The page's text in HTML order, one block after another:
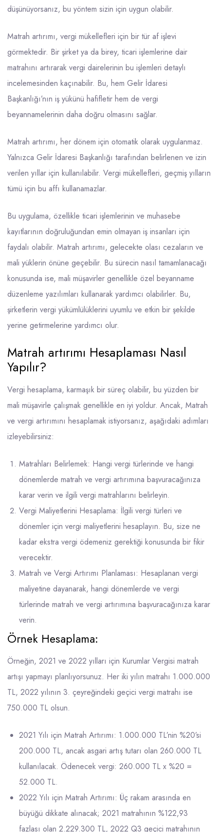
düşünüyorsanız, bu yöntem sizin için uygun olabilir.
Matrah artırımı, vergi mükellefleri için bir tür af işlevi
görmektedir. Bir şirket ya da birey, ticari işlemlerine dair
matrahını artırarak vergi dairelerinin bu işlemleri detaylı
incelemesinden kaçınabilir. Bu, hem Gelir İdaresi
Başkanlığı’nın iş yükünü hafifletir hem de vergi
beyannamelerinin daha doğru olmasını sağlar.
Matrah artırımı, her dönem için otomatik olarak uygulanmaz.
Yalnızca Gelir İdaresi Başkanlığı tarafından belirlenen ve izin
verilen yıllar için kullanılabilir. Vergi mükellefleri, geçmiş yılların
tümü için bu affı kullanamazlar.
Bu uygulama, özellikle ticari işlemlerinin ve muhasebe
kayıtlarının doğruluğundan emin olmayan iş insanları için
faydalı olabilir. Matrah artırımı, gelecekte olası cezaların ve
mali yüklerin önüne geçebilir. Bu sürecin nasıl tamamlanacağı
konusunda ise, mali müşavirler genellikle özel beyanname
düzenleme yazılımları kullanarak yardımcı olabilirler. Bu,
şirketlerin vergi yükümlülüklerini uyumlu ve etkin bir şekilde
yerine getirmelerine yardımcı olur.
Matrah artırımı Hesaplaması Nasıl
Yapılır?
Vergi hesaplama, karmaşık bir süreç olabilir, bu yüzden bir
mali müşavirle çalışmak genellikle en iyi yoldur. Ancak, Matrah
ve vergi artırımını hesaplamak istiyorsanız, aşağıdaki adımları
izleyebilirsiniz:
Matrahları Belirlemek: Hangi vergi türlerinde ve hangi
dönemlerde matrah ve vergi artırımına başvuracağınıza
karar verin ve ilgili vergi matrahlarını belirleyin.
Vergi Maliyetlerini Hesaplama: İlgili vergi türleri ve
dönemler için vergi maliyetlerini hesaplayın. Bu, size ne
kadar ekstra vergi ödemeniz gerektiği konusunda bir fikir
verecektir.
Matrah ve Vergi Artırımı Planlaması: Hesaplanan vergi
maliyetine dayanarak, hangi dönemlerde ve vergi
türlerinde matrah ve vergi artırımına başvuracağınıza karar
verin.
Örnek Hesaplama:
Örneğin, 2021 ve 2022 yılları için Kurumlar Vergisi matrah
artışı yapmayı planlıyorsunuz. Her iki yılın matrahı 1.000.000
TL, 2022 yılının 3. çeyreğindeki geçici vergi matrahı ise
750.000 TL olsun.
2021 Yılı için Matrah Artırımı: 1.000.000 TL’nin %20’si
200.000 TL, ancak asgari artış tutarı olan 260.000 TL
kullanılacak. Ödenecek vergi: 260.000 TL x %20 =
52.000 TL.
2022 Yılı için Matrah Artırımı: Üç rakam arasında en
büyüğü dikkate alınacak; 2021 matrahının %122,93
fazlası olan 2.229.300 TL, 2022 Q3 geçici matrahının